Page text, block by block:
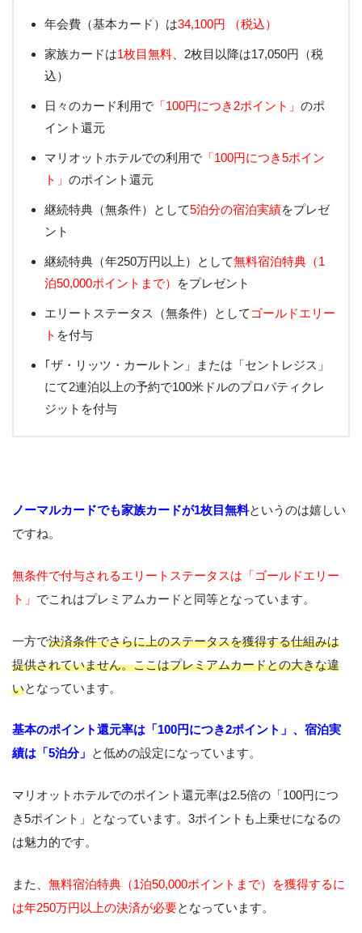
年会費（基本カード）は34,100円 （税込）
家族カードは1枚目無料 、2枚目以降は17,050円（税
込）
日々のカード利用で 「100円につき2ポイント」 のポ
イント還元
マリオットホテルでの利用で 「100円につき5ポイン
ト」 のポイント還元
継続特典（無条件）として5泊分の宿泊実績をプレゼ
ント
継続特典（年250万円以上）として無料宿泊特典（1
泊50,000ポイントまで）
をプレゼント
エリートステータス（無条件）として ゴールドエリー
ト を付与
｢ザ・リッツ・カールトン」または「セントレジス」
にて2連泊以上の予約で100米ドルのプロパティクレ
ジットを付与
ノーマルカードでも家族カードが1枚目無料というのは嬉しい
ですね。
無条件で付与されるエリートステータスは「ゴールドエリー
ト」 でこれはプレミアムカードと同等となっています。
一方で決済条件でさらに上のステータスを獲得する仕組みは
提供されていません。ここはプレミアムカードとの大きな違
いとなっています。
基本のポイント還元率は「100円につき2ポイント」、宿泊実
績は「5泊分」 と低めの設定になっています。
マリオットホテルでのポイント還元率は2.5倍の「100円につ
き5ポイント」となっています。3ポイントも上乗せになるの
は魅力的です。
また、 無料宿泊特典（1泊50,000ポイントまで）を獲得するに
は年250万円以上の決済が必要となっています。